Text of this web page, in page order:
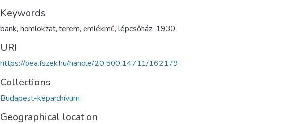
Keywords
bank, homlokzat, terem, emlékmű, lépcsőház, 1930
URI
https://bea.fszek.hu/handle/20.500.14711/162179
Collections
Budapest-képarchívum
Geographical location